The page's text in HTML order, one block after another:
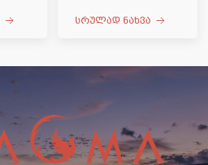
სრულად ნახვა